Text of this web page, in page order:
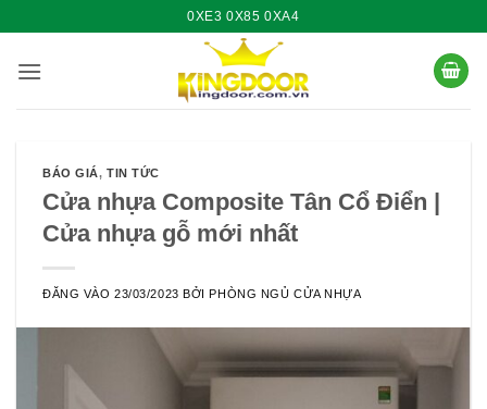
nội
0XE3 0X85 0XA4
BÁO GIÁ,TIN TỨC
Cửa nhựa Composite Tân Cổ Điển |
Cửa nhựa gỗ mới nhất
ĐĂNG VÀO23/03/2023 BỞIPHÒNG NGỦ CỬA NHỰA